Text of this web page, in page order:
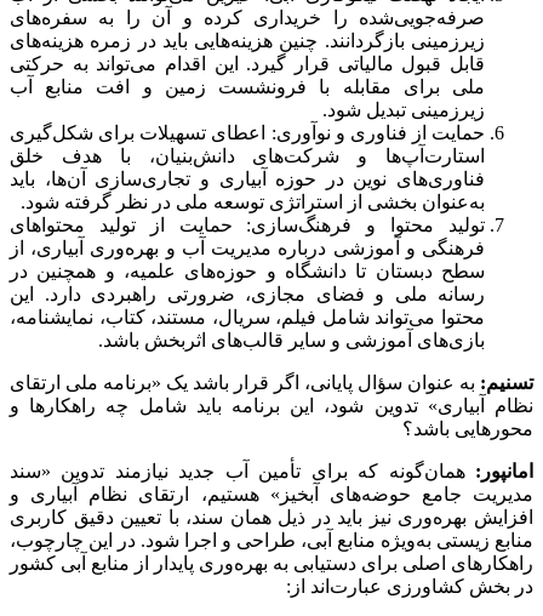
صرفه‌جویی‌شده را خریداری کرده و آن را به سفره‌های
زیرزمینی بازگردانند. چنین هزینه‌هایی باید در زمره هزینه‌های
قابل قبول مالیاتی قرار گیرد. این اقدام می‌تواند به حرکتی
ملی برای مقابله با فرونشست زمین و افت منابع آب
زیرزمینی تبدیل شود.
حمایت از فناوری و نوآوری: اعطای تسهیلات برای شکل‌گیری
استارت‌آپ‌ها و شرکت‌های دانش‌بنیان، با هدف خلق
فناوری‌های نوین در حوزه آبیاری و تجاری‌سازی آن‌ها، باید
به‌عنوان بخشی از استراتژی توسعه ملی در نظر گرفته شود.
تولید محتوا و فرهنگ‌سازی: حمایت از تولید محتواهای
فرهنگی و آموزشی درباره مدیریت آب و بهره‌وری آبیاری، از
سطح دبستان تا دانشگاه و حوزه‌های علمیه، و همچنین در
رسانه ملی و فضای مجازی، ضرورتی راهبردی دارد. این
محتوا می‌تواند شامل فیلم، سریال، مستند، کتاب، نمایشنامه،
بازی‌های آموزشی و سایر قالب‌های اثربخش باشد.
تسنیم: به عنوان سؤال پایانی، اگر قرار باشد یک «برنامه ملی ارتقای
نظام آبیاری» تدوین شود، این برنامه باید شامل چه راهکارها و
محورهایی باشد؟
امانپور: همان‌گونه که برای تأمین آب جدید نیازمند تدوین «سند
مدیریت جامع حوضه‌های آبخیز» هستیم، ارتقای نظام آبیاری و
افزایش بهره‌وری نیز باید در ذیل همان سند، با تعیین دقیق کاربری
منابع زیستی به‌ویژه منابع آبی، طراحی و اجرا شود. در این چارچوب،
راهکارهای اصلی برای دستیابی به بهره‌وری پایدار از منابع آبی کشور
در بخش کشاورزی عبارت‌اند از: